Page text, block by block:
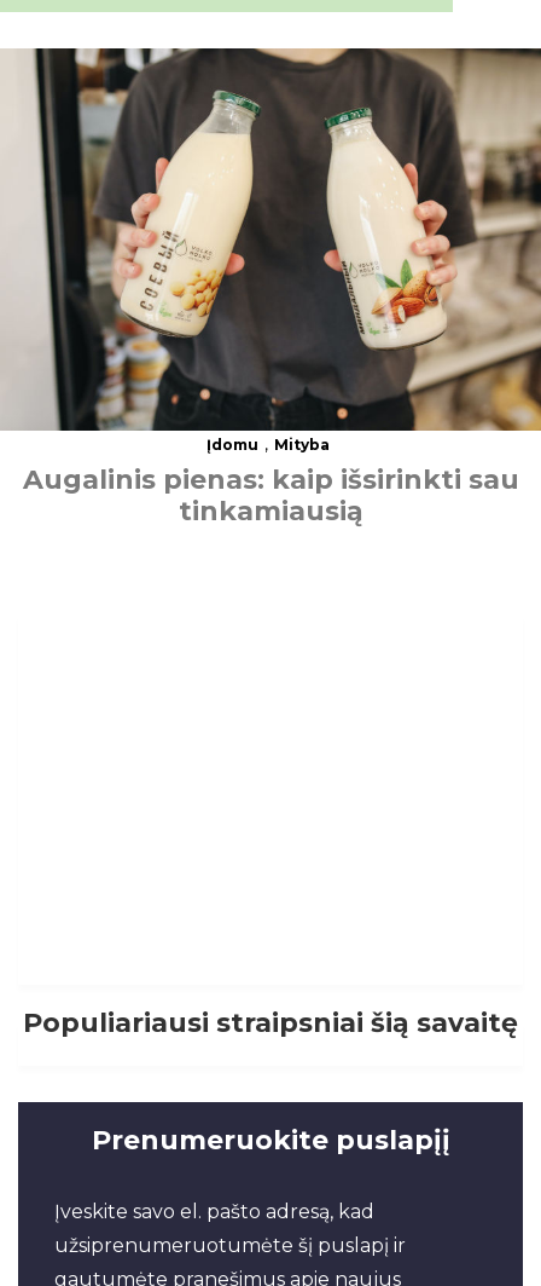
Įdomu , Mityba
Augalinis pienas: kaip išsirinkti sau
tinkamiausią
Populiariausi straipsniai šią savaitę
Prenumeruokite puslapįį
Įveskite savo el. pašto adresą, kad
užsiprenumeruotumėte šį puslapį ir
gautumėte pranešimus apie naujus